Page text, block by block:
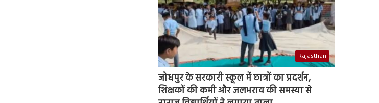
Rajasthan
जोधपुर के सरकारी स्कूल में छात्रों का प्रदर्शन,
शिक्षकों की कमी और जलभराव की समस्या से